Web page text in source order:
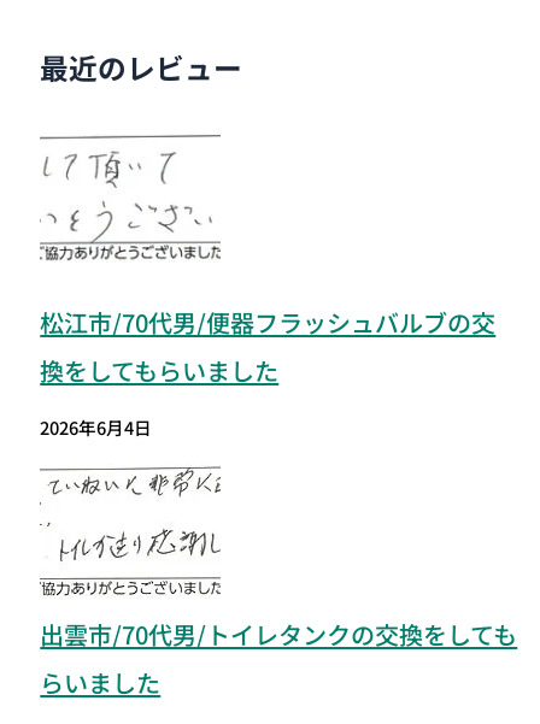
最近のレビュー
松江市/70代男/便器フラッシュバルブの交
換をしてもらいました
2026年6月4日
出雲市/70代男/トイレタンクの交換をしても
らいました